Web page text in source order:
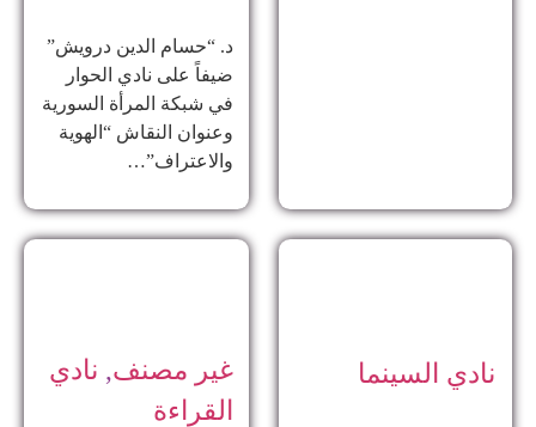
د. “حسام الدين درويش”
ضيفاً على نادي الحوار
في شبكة المرأة السورية
وعنوان النقاش “الهوية
والاعتراف”…
نادي السينما غير مصنف, نادي
القراءة